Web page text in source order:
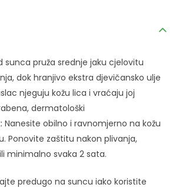
sunca pruža srednje jaku cjelovitu
dok hranjivo ekstra djevičansko ulje
njeguju kožu lica i vraćaju joj
dermatološki
Nanesite obilno i ravnomjerno na kožu
Ponovite zaštitu nakon plivanja,
minimalno svaka 2 sata.
predugo na suncu iako koristite